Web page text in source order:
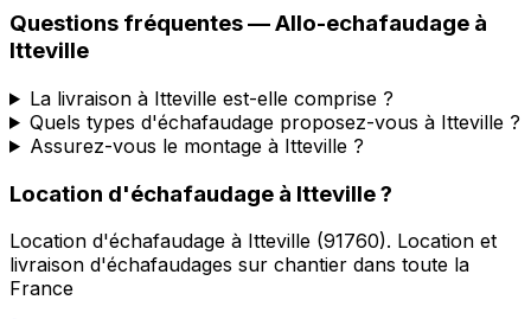
Questions fréquentes —Allo-echafaudage à
Itteville
La livraison à Itteville est-elle comprise ?
Quels types d'échafaudage proposez-vous à Itteville ?
Assurez-vous le montage à Itteville ?
Location d'échafaudage à Itteville?
Location d'échafaudage à Itteville (91760). Location et
livraison d'échafaudages sur chantier dans toute la
France